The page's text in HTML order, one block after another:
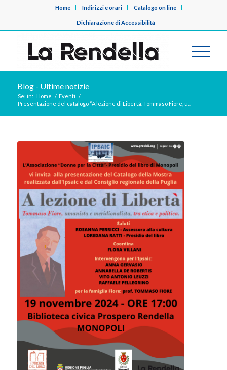
Home Indirizzi e orari Catalogo on line
Dichiarazione di Accessibilità
Blog - Ultime notizie
Sei in: Home / Eventi /
Presentazione del catalogo “A lezione di Libertà. Tommaso Fiore, u...